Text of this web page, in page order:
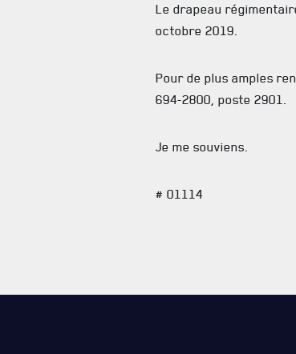
Le drapeau
octobre 2019.
Pour de plus amples
694-2800, poste 2901.
Je me souviens.
# 01114